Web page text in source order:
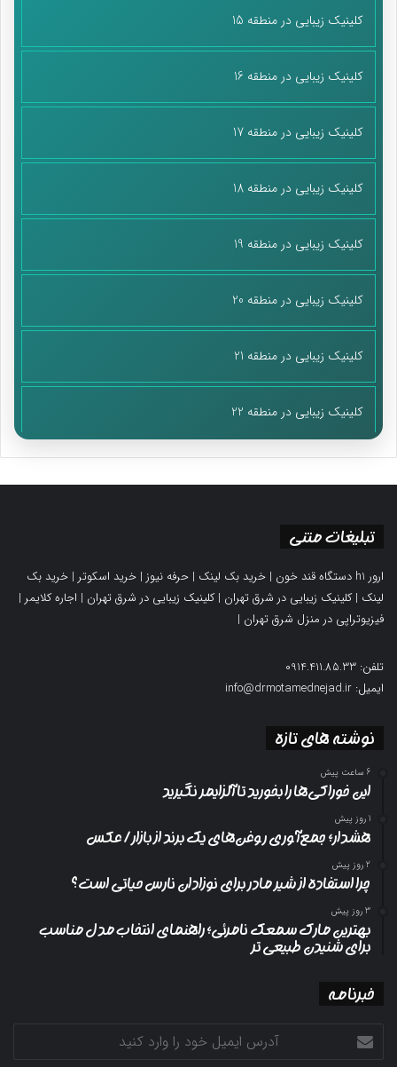
کلینیک زیبایی در منطقه 15
کلینیک زیبایی در منطقه 16
کلینیک زیبایی در منطقه 17
کلینیک زیبایی در منطقه 18
کلینیک زیبایی در منطقه 19
کلینیک زیبایی در منطقه 20
کلینیک زیبایی در منطقه 21
کلینیک زیبایی در منطقه 22
تبلیغات متنی
ارور h1 دستگاه قند خون | خرید بک لینک | حرفه نیوز | خرید اسکوتر | خرید بک
لینک |کلینیک زیبایی در شرق تهران |کلینیک زیبایی در شرق تهران | اجاره کلایمر |
فیزیوتراپی در منزل شرق تهران |
تلفن: 0914.411.85.33
ایمیل: info@drmotamednejad.ir
نوشته های تازه
6 ساعت پیش
این خوراکی‌ها را بخورید تا آلزایمر نگیرید
1 روز پیش
هشدار؛ جمع‌آوری روغن‌های یک برند از بازار/ عکس
2 روز پیش
چرا استفاده از شیر مادر برای نوزادان نارس حیاتی است؟
3 روز پیش
بهترین مارک سمعک نامرئی؛ راهنمای انتخاب مدل مناسب
برای شنیدن طبیعی تر
خبرنامه
آدرس
ایمیل